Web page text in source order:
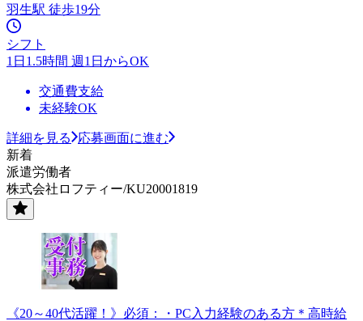
羽生駅 徒歩19分
シフト
1日1.5時間 週1日からOK
交通費支給
未経験OK
詳細を見る
応募画面に進む
新着
派遣労働者
株式会社ロフティー/KU20001819
《20～40代活躍！》必須：・PC入力経験のある方＊高時給